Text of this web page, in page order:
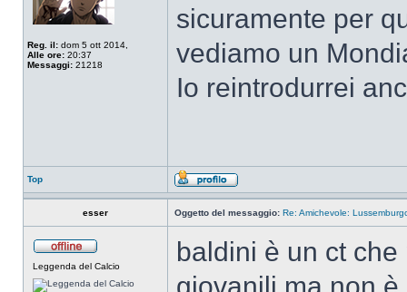
Reg. il: dom 5 ott 2014,
Alle ore: 20:37
Messaggi: 21218
sicuramente per
vediamo un
Io reintrodurrei
Top
esser Oggetto del messaggio: Re: Amichevole:
Leggenda del Calcio
baldini è un ct